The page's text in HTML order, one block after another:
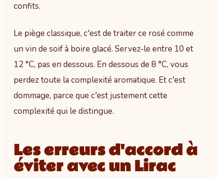
confits.
Le piège classique, c'est de traiter ce rosé comme
un vin de soif à boire glacé. Servez-le entre 10 et
12 °C, pas en dessous. En dessous de 8 °C, vous
perdez toute la complexité aromatique. Et c'est
dommage, parce que c'est justement cette
complexité qui le distingue.
Les erreurs d'accord à
éviter avec un Lirac